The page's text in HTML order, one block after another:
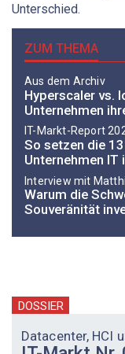
Unterschied.
ZUM THEMA
Aus dem Archiv
Hyperscaler vs.
Unternehmen
IT-Markt-Report
So setzen die
Unternehmen IT
Interview mit
Warum die
Souveränität
DOSSIER
Datacenter, HCI